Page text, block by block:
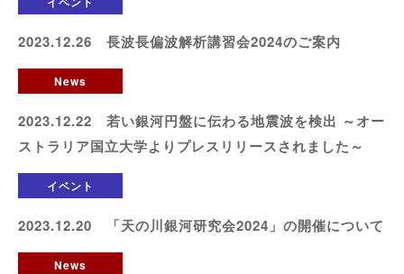
2023.12.26 長波長偏波解析講習会2024のご案内
News
2023.12.22 若い銀河円盤に伝わる地震波を検出 ～オー
ストラリア国立大学よりプレスリリースされました～
イベント
2023.12.20 「天の川銀河研究会2024」の開催について
News